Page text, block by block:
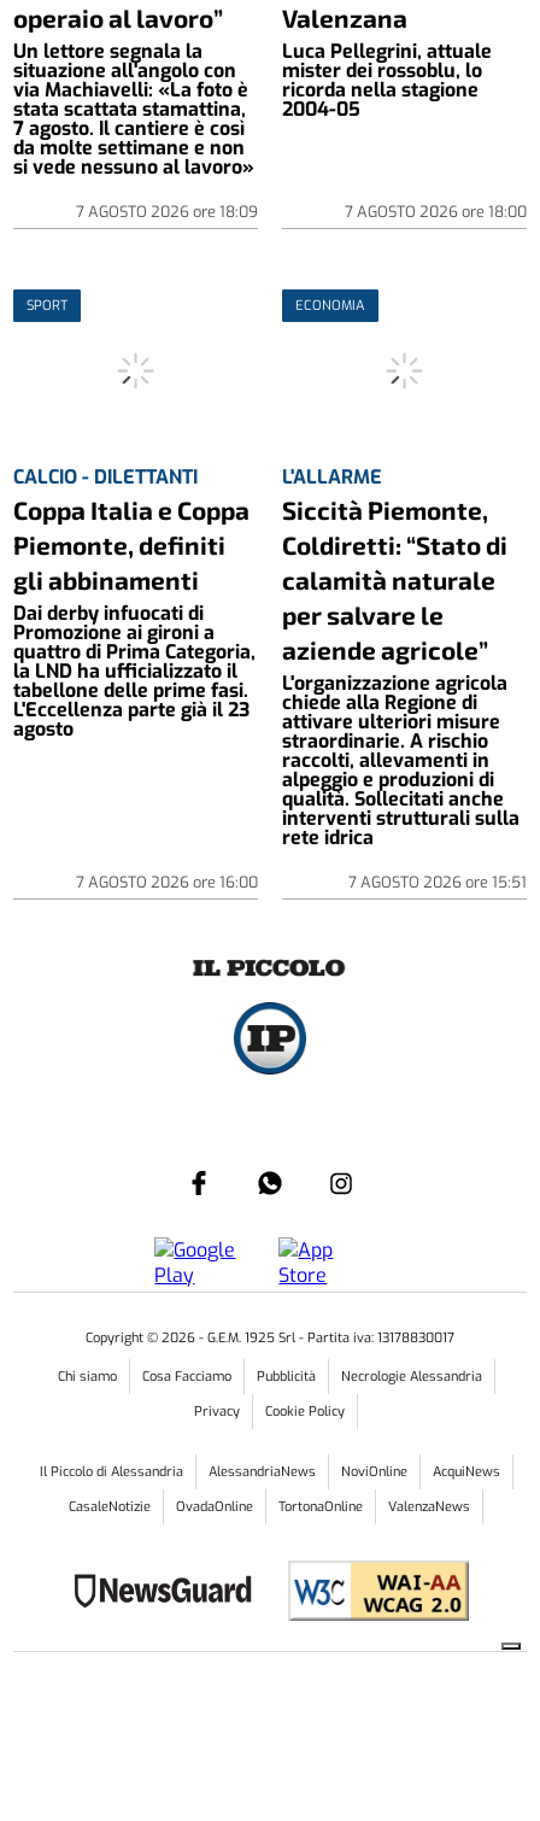
operaio al lavoro”
Un lettore segnala la
situazione all'angolo con
via Machiavelli: «La foto è
stata scattata stamattina,
7 agosto. Il cantiere è così
da molte settimane e non
si vede nessuno al lavoro»
7 AGOSTO 2026ore 18:09
Valenzana
Luca Pellegrini, attuale
mister dei rossoblu, lo
ricorda nella stagione
2004-05
7 AGOSTO 2026ore 18:00
SPORT
CALCIO - DILETTANTI
Coppa Italia e Coppa
Piemonte, definiti
gli abbinamenti
Dai derby infuocati di
Promozione ai gironi a
quattro di Prima Categoria,
la LND ha ufficializzato il
tabellone delle prime fasi.
L'Eccellenza parte già il 23
agosto
7 AGOSTO 2026ore 16:00
ECONOMIA
L'ALLARME
Siccità Piemonte,
Coldiretti: “Stato di
calamità naturale
per salvare le
aziende agricole”
L'organizzazione agricola
chiede alla Regione di
attivare ulteriori misure
straordinarie. A rischio
raccolti, allevamenti in
alpeggio e produzioni di
qualità. Sollecitati anche
interventi strutturali sulla
rete idrica
7 AGOSTO 2026ore 15:51
Copyright © 2026 - G.E.M. 1925 Srl - Partita iva: 13178830017
Chi siamo Cosa Facciamo Pubblicità
Necrologie Alessandria
Privacy
Cookie Policy
Il Piccolo di Alessandria AlessandriaNews NoviOnline
AcquiNews
CasaleNotizie
OvadaOnline TortonaOnline ValenzaNews